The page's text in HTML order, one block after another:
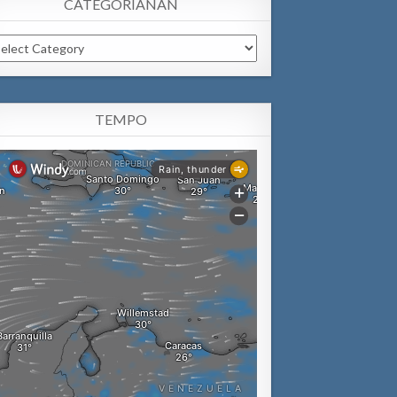
CATEGORIANAN
TEMPO